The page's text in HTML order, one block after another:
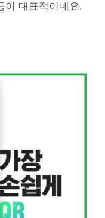
이 대표적이네요.